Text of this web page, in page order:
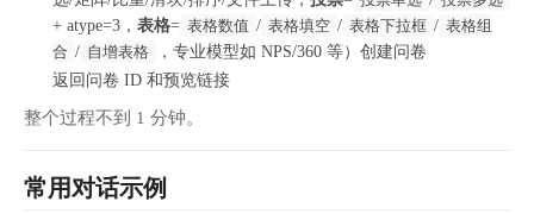
+ atype=3， 表格= 表格数值 / 表格填空 / 表格下拉框 / 表格组
合 / 自增表格
，专业模型如 NPS/360 等）创建问卷
返回问卷 ID 和预览链接
整个过程不到 1 分钟。
常用对话示例